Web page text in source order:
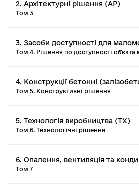
2. Архітектурні рішення (АР)
Том 3
3. Засоби доступності для
Том 4. Рішення по доступності
4. Конструкції бетонні
Том 5. Конструктивні рішення
5. Технологія виробництва (ТХ)
Том 6. Технологічні рішення
6. Опалення, вентиляція та
Том 7